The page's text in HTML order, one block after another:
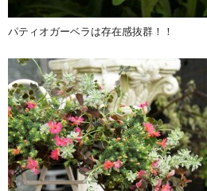
パティオガーベラは存在感抜群！！